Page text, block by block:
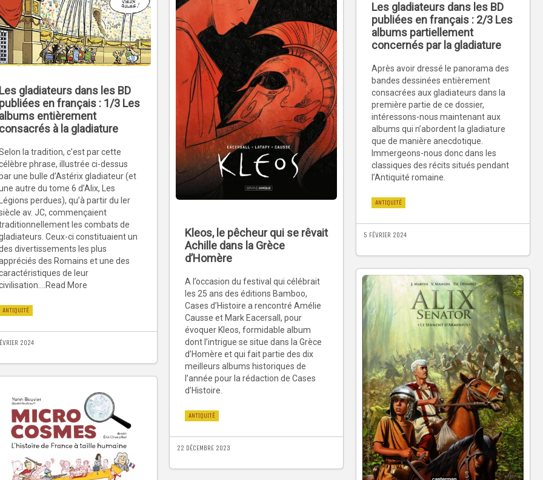
Les gladiateurs dans les BD
publiées en français : 2/3 Les
albums partiellement
concernés par la gladiature
Après avoir dressé le panorama des
bandes dessinées entièrement
consacrées aux gladiateurs dans la
première partie de ce dossier,
intéressons-nous maintenant aux
albums qui n’abordent la gladiature
que de manière anecdotique.
Immergeons-nous donc dans les
classiques des récits situés pendant
l’Antiquité romaine.
ANTIQUITÉ
5 FÉVRIER 2024
gladiateurs dans les BD
en français : 1/3 Les
entièrement
à la gladiature
la tradition, c’est par cette
phrase, illustrée ci-dessus
une bulle d’Astérix gladiateur (et
autre du tome 6 d’Alix, Les
perdues), qu’à partir du Ier
av. JC, commençaient
les combats de
Ceux-ci constituaient un
divertissements les plus
des Romains et une des
de leur
More
ANTIQUITÉ
2024
Kleos, le pêcheur qui se rêvait
Achille dans la Grèce
d’Homère
A l’occasion du festival qui célébrait
les 25 ans des éditions Bamboo,
Cases d’Histoire a rencontré Amélie
Causse et Mark Eacersall, pour
évoquer Kleos, formidable album
dont l’intrigue se situe dans la Grèce
d’Homère et qui fait partie des dix
meilleurs albums historiques de
l’année pour la rédaction de Cases
d’Histoire.
ANTIQUITÉ
22 DÉCEMBRE 2023